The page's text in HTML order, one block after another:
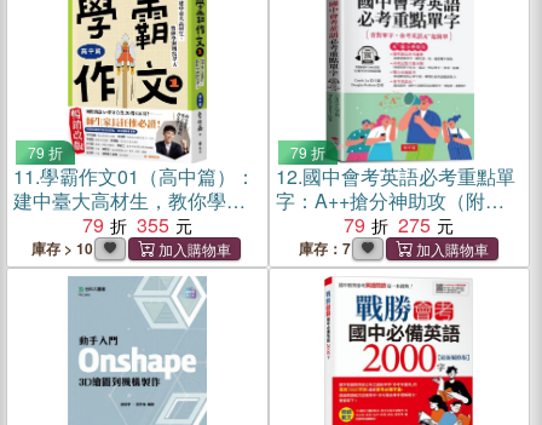
79 折
11.學霸作文01（高中篇）：
建中臺大高材生，教你學測
國寫拿A＋（暢銷增訂版，搭
贈課堂實作學習單）
79 355
庫存 > 10
79 折
12.國中會考英語必考重點單
字：A++搶分神助攻（附贈
QR Code音檔）
79 275
庫存：7